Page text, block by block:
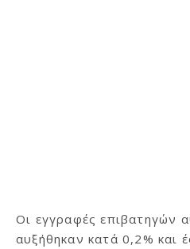
Οι εγγραφές επιβατηγών
αυξήθηκαν κατά 0,2% και